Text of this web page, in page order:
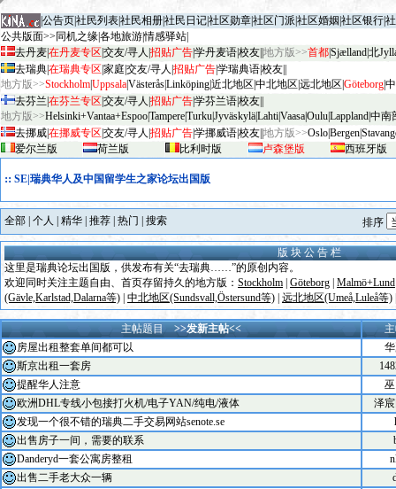
公告页社民列表社民相册社民日记社区勋章社区门派 社区婚姻 社区银行
公共版面>> 同机之缘各地旅游情感驿站
去丹麦在丹麦专区 交友/寻人 招贴广告学丹麦语校友 地方版>>首都Sjælland北
去瑞典在瑞典专区 家庭 交友/寻人 招贴广告学瑞典语校友
地方版>>StockholmUppsalaVästeråsLinköping近北地区 中北地区 远北地区 Göteborg
去芬兰 在芬兰专区 交友/寻人 招贴广告学芬兰语校友
地方版>>Helsinki+Vantaa+EspooTampereTurkuJyväskyläLahtiVaasaOuluLappland中南
去挪威在挪威专区 交友/寻人 招贴广告学挪威语校友 地方版>>OsloBergen
爱尔兰版
荷兰版 比利时版 卢森堡版 西班牙版
:: SE|瑞典华人及中国留学生之家论坛出国版
全部 个人 精华 推荐 热门 搜索 排序
版 块 公 告 栏
这里是瑞典论坛出国版，供发布有关“去瑞典……”的原创内容。
欢迎同时关注主题自由、首页存留持久的地方版： Stockholm Göteborg Malmö+Lund
(Gävle,Karlstad,Dalarna等) 中北地区(Sundsvall,Östersund等) 远北地区(Umeå,Luleå等)
主帖题目 >>发新主帖<<
房屋出租整套单间都可以
斯京出租一套房
提醒华人注意
欧洲DHL专线小包接打火机/电子YAN/纯电/液体
泽
发现一个很不错的瑞典二手交易网站senote.se
出售房子一间，需要的联系
Danderyd一套公寓房整租
出售二手老大众一辆